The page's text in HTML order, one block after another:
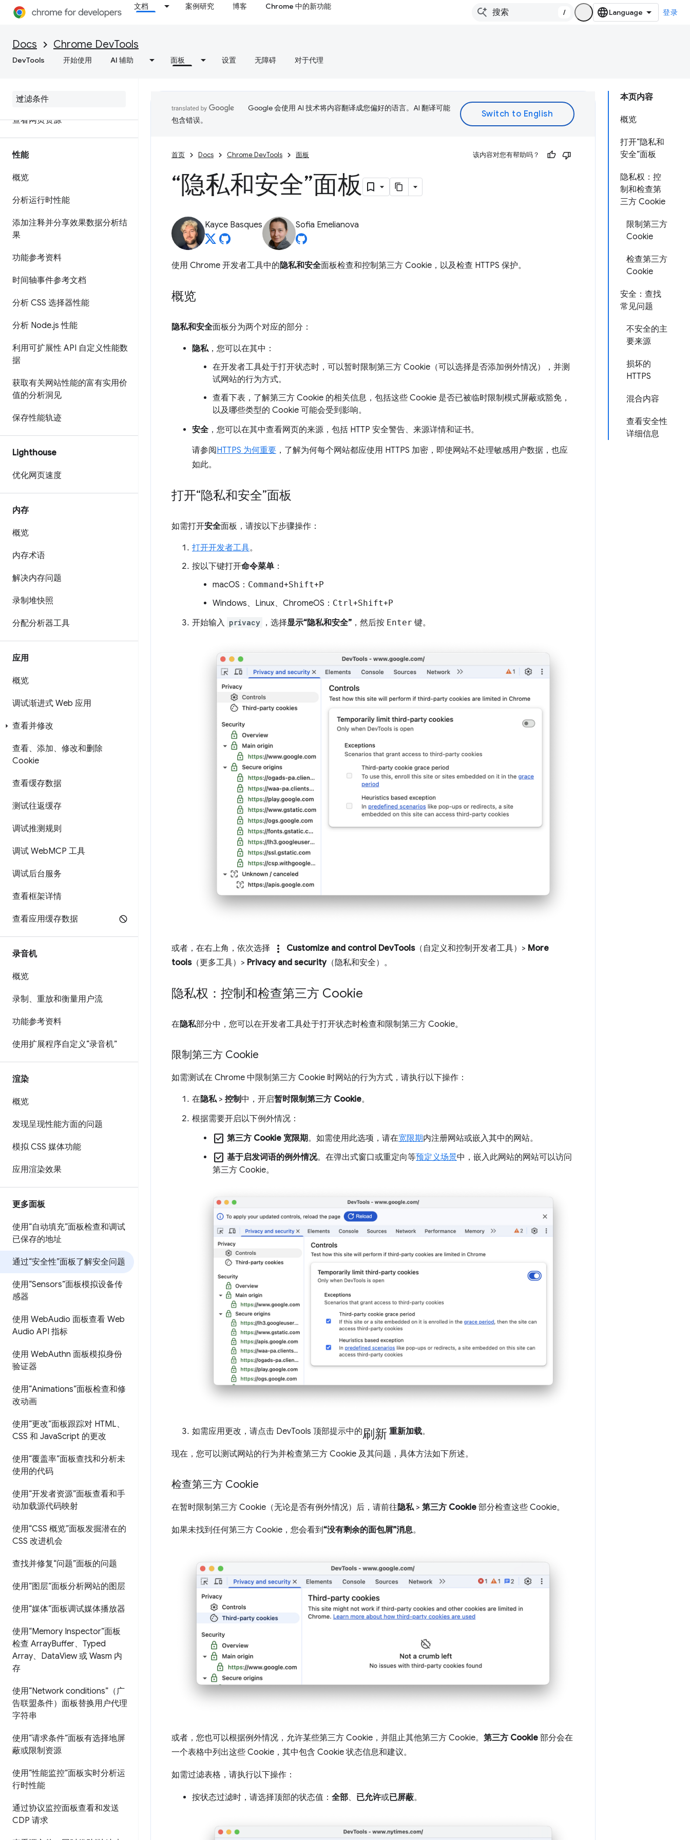
文档 案例研究 博客 Chrome 中的新功能
/ 登录
Docs Chrome DevTools
DevTools 开始使用 AI 辅助 面板 设置 无障碍 对于代理
概览
功能参考资料
查看网页资源
性能
概览
分析运行时性能
添加注释并分享效果数据分析结
果
功能参考资料
时间轴事件参考文档
分析 CSS 选择器性能
分析 Node.js 性能
利用可扩展性 API 自定义性能数
据
获取有关网站性能的富有实用价
值的分析洞见
保存性能轨迹
Lighthouse
优化网页速度
内存
概览
内存术语
解决内存问题
录制堆快照
分配分析器工具
应用
概览
调试渐进式 Web 应用
查看并修改
查看、添加、修改和删除
Cookie
查看缓存数据
测试往返缓存
调试推测规则
调试 WebMCP 工具
调试后台服务
查看框架详情
查看应用缓存数据
录音机
概览
录制、重放和衡量用户流
功能参考资料
使用扩展程序自定义“录音机”
渲染
概览
发现呈现性能方面的问题
模拟 CSS 媒体功能
应用渲染效果
更多面板
使用“自动填充”面板检查和调试
已保存的地址
通过“安全性”面板了解安全问题
使用“Sensors”面板模拟设备传
感器
使用 WebAudio 面板查看 Web
Audio API 指标
使用 WebAuthn 面板模拟身份
验证器
使用“Animations”面板检查和修
改动画
使用“更改”面板跟踪对 HTML、
CSS 和 JavaScript 的更改
使用“覆盖率”面板查找和分析未
使用的代码
使用“开发者资源”面板查看和手
动加载源代码映射
使用“CSS 概览”面板发掘潜在的
CSS 改进机会
查找并修复“问题”面板的问题
使用“图层”面板分析网站的图层
使用“媒体”面板调试媒体播放器
使用“Memory Inspector”面板
检查 ArrayBuffer、Typed
Array、DataView 或 Wasm 内
存
使用“Network conditions”（广
告联盟条件）面板替换用户代理
字符串
使用“请求条件”面板有选择地屏
蔽或限制资源
使用“性能监控”面板实时分析运
行时性能
通过协议监控面板查看和发送
CDP 请求
本页内容
概览
打开“隐私和
安全”面板
隐私权：控
制和检查第
三方 Cookie
限制第三方
Cookie
检查第三方
Cookie
安全：查找
常见问题
不安全的主
要来源
损坏的
HTTPS
混合内容
查看安全性
详细信息
Google 会使用 AI 技术将内容翻译成您偏好的语言。AI 翻译可能
包含错误。
首页 Docs Chrome DevTools 面板 该内容对您有帮助吗？
“隐私和安全”面板
Kayce Basques Sofia Emelianova
使用 Chrome 开发者工具中的隐私和安全面板检查和控制第三方 Cookie，以及检查 HTTPS 保护。
概览
隐私和安全面板分为两个对应的部分：
隐私，您可以在其中：
在开发者工具处于打开状态时，可以暂时限制第三方 Cookie（可以选择是否添加例外情况），并测
试网站的行为方式。
查看下表，了解第三方 Cookie 的相关信息，包括这些 Cookie 是否已被临时限制模式屏蔽或豁免，
以及哪些类型的 Cookie 可能会受到影响。
安全 ，您可以在其中查看网页的来源，包括 HTTP 安全警告、来源详情和证书。
请参阅HTTPS 为何重要 ，了解为何每个网站都应使用 HTTPS 加密，即使网站不处理敏感用户数据，也应
如此。
打开“隐私和安全”面板
如需打开安全面板，请按以下步骤操作：
打开开发者工具。
按以下键打开命令菜单 ：
macOS： Command+Shift+P
Windows、Linux、ChromeOS： Ctrl+Shift+P
开始输入 privacy ，选择显示“隐私和安全” ，然后按 Enter 键。
或者，在右上角，依次选择 more_vert Customize and control DevTools（自定义和控制开发者工具）> More
tools（更多工具）> Privacy and security（隐私和安全）。
隐私权：控制和检查第三方 Cookie
在隐私部分中，您可以在开发者工具处于打开状态时检查和限制第三方 Cookie。
限制第三方 Cookie
如需测试在 Chrome 中限制第三方 Cookie 时网站的行为方式，请执行以下操作：
在隐私> 控制中，开启暂时限制第三方 Cookie。
根据需要开启以下例外情况：
check_box 第三方 Cookie 宽限期。如需使用此选项，请在宽限期内注册网站或嵌入其中的网站。
check_box 基于启发词语的例外情况。在弹出式窗口或重定向等预定义场景中，嵌入此网站的网站可以访问
第三方 Cookie。
如需应用更改，请点击 DevTools 顶部提示中的 刷新 重新加载。
现在，您可以测试网站的行为并检查第三方 Cookie 及其问题，具体方法如下所述。
检查第三方 Cookie
在暂时限制第三方 Cookie（无论是否有例外情况）后，请前往隐私> 第三方 Cookie 部分检查这些 Cookie。
如果未找到任何第三方 Cookie，您会看到“没有剩余的面包屑”消息。
或者，您也可以根据例外情况，允许某些第三方 Cookie，并阻止其他第三方 Cookie。 第三方 Cookie 部分会在
一个表格中列出这些 Cookie，其中包含 Cookie 状态信息和建议。
如需过滤表格，请执行以下操作：
按状态过滤时，请选择顶部的状态值： 全部、 已允许或已屏蔽。